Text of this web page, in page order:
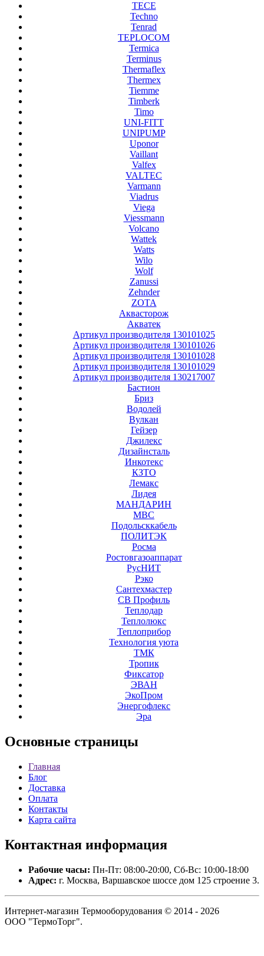
TECE
Techno
Tenrad
TEPLOCOM
Termica
Terminus
Thermaflex
Thermex
Tiemme
Timberk
Timo
UNI-FITT
UNIPUMP
Uponor
Vaillant
Valfex
VALTEC
Varmann
Viadrus
Viega
Viessmann
Volcano
Wattek
Watts
Wilo
Wolf
Zanussi
Zehnder
ZOTA
Аквасторож
Акватек
Артикул производителя 130101025
Артикул производителя 130101026
Артикул производителя 130101028
Артикул производителя 130101029
Артикул производителя 130217007
Бастион
Бриз
Водолей
Вулкан
Гейзер
Джилекс
Дизайнсталь
Инкотекс
КЗТО
Лемакс
Лидея
МАНДАРИН
МВС
Подольсккабель
ПОЛИТЭК
Росма
Ростовгазоаппарат
РусНИТ
Рэко
Сантехмастер
СВ Профиль
Теплодар
Теплолюкс
Теплоприбор
Технология уюта
ТМК
Тропик
Фиксатор
ЭВАН
ЭкоПром
Энергофлекс
Эра
Основные страницы
Главная
Блог
Доставка
Оплата
Контакты
Карта сайта
Контактная информация
Рабочие часы: Пн-Пт: 08:00-20:00, Сб-Вс: 10:00-18:00
Адрес: г. Москва, Варшавское шоссе дом 125 строение 3.
Интернет-магазин Термооборудования © 2014 - 2026
ООО "ТермоТорг".